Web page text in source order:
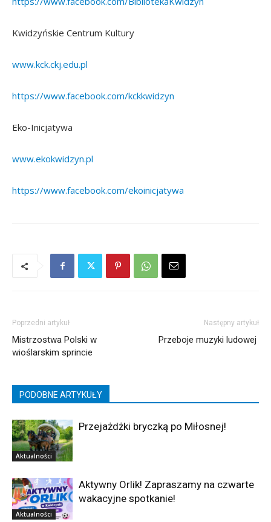
Kwidzyńskie Centrum Kultury
www.kck.ckj.edu.pl
https://www.facebook.com/kckkwidzyn
Eko-Inicjatywa
www.ekokwidzyn.pl
https://www.facebook.com/ekoinicjatywa
Poprzedni artykuł
Mistrzostwa Polski w
wioślarskim sprincie
Następny artykuł
Przeboje muzyki ludowej
PODOBNE ARTYKUŁY
Aktualności
Przejażdżki bryczką po Miłosnej!
Aktualności
Aktywny Orlik! Zapraszamy na czwarte
wakacyjne spotkanie!